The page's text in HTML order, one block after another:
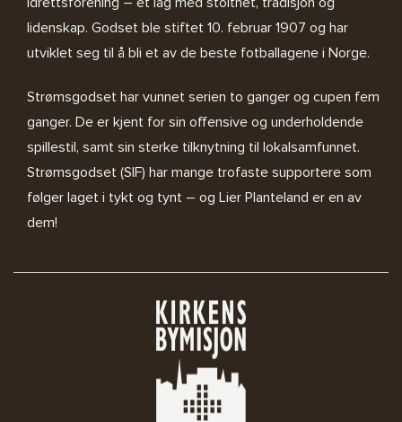
lidenskap. Godset ble stiftet 10. februar 1907 og har
utviklet seg til å bli et av de beste fotballagene i Norge.
Strømsgodset har vunnet serien to ganger og cupen fem
ganger. De er kjent for sin offensive og underholdende
spillestil, samt sin sterke tilknytning til lokalsamfunnet.
Strømsgodset (SIF) har mange trofaste supportere som
følger laget i tykt og tynt – og Lier Planteland er en av
dem!